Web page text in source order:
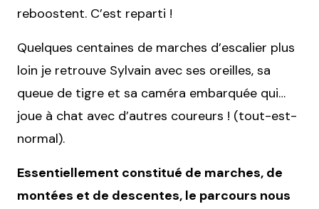
reboostent. C’est reparti !
Quelques centaines de marches d’escalier plus
loin je retrouve Sylvain avec ses oreilles, sa
queue de tigre et sa caméra embarquée qui…
joue à chat avec d’autres coureurs ! (tout-est-
normal).
Essentiellement constitué de marches, de
montées et de descentes, le parcours nous